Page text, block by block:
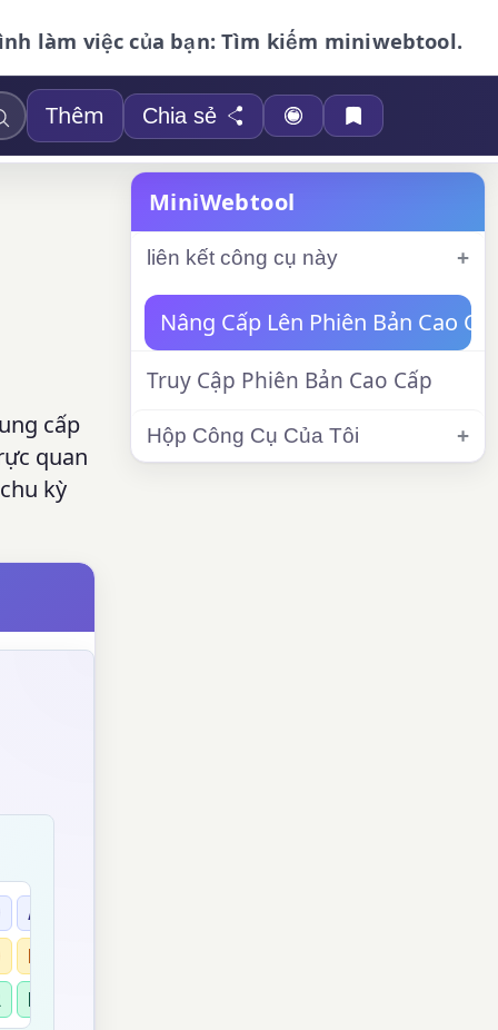
làm việc của bạn: Tìm kiếm miniwebtool.
Thêm Chia sẻ
cấp
quan
kỳ
A
N
N
MiniWebtool
liên kết công cụ này
Nâng Cấp Lên Phiên Bản Cao
Truy Cập Phiên Bản Cao Cấp
Hộp Công Cụ Của Tôi